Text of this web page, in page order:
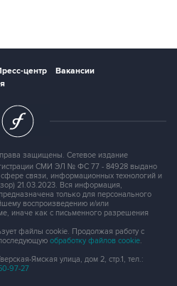
центр
Вакансии
защищены. Сетевое издание
СМИ ЭЛ № ФС 77 - 84928 выдано
связи, информационных технологий и
21.03.2023. Вся информация,
только для персонального
воспроизведению и/или
иначе как с письменного разрешения
файлы cookie. Продолжая работу с
обработку файлов cookie.
Ямская улица, дом 2, стр.1, тел.:
97-27